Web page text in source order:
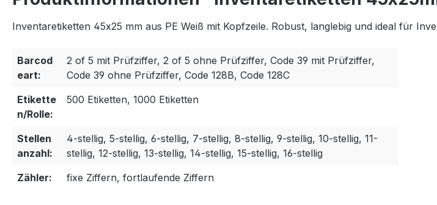
Inventaretiketten 45x25 mm aus PE Weiß mit Kopfzeile. Robust, langlebig und ideal für
Barcod
eart:
2 of 5 mit Prüfziffer, 2 of 5 ohne Prüfziffer, Code 39 mit Prüfziffer,
Code 39 ohne Prüfziffer, Code 128B, Code 128C
Etikette
n/Rolle:
500 Etiketten, 1000 Etiketten
Stellen
anzahl:
4-stellig, 5-stellig, 6-stellig, 7-stellig, 8-stellig, 9-stellig, 10-stellig, 11-
stellig, 12-stellig, 13-stellig, 14-stellig, 15-stellig, 16-stellig
Zähler:
fixe Ziffern, fortlaufende Ziffern